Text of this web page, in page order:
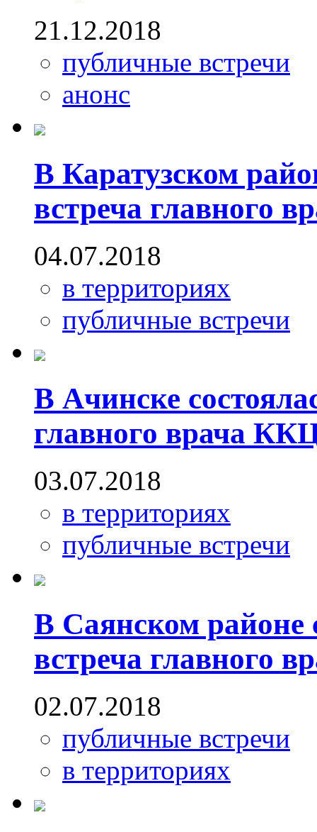
21.12.2018
публичные встречи
анонс
В Каратузском
встреча главного
04.07.2018
в территориях
публичные встречи
В Ачинске
главного врача
03.07.2018
в территориях
публичные встречи
В Саянском районе
встреча главного
02.07.2018
публичные встречи
в территориях